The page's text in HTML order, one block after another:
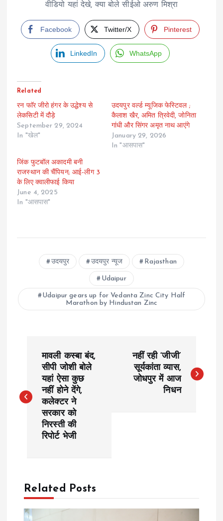
वीडियो यहां देखे, क्या बोले सीईओ अरुण मिश्रा
Facebook Twitter/X Pinterest
LinkedIn WhatsApp
Related
रन फाॅर जीरो हंगर के उद्धेश्य से
लेकसिटी में दौड़े
September 29, 2024
In "खेल"
उदयपुर वर्ल्ड म्यूजिक फेस्टिवल ;
कैलाश खैर, अमित त्रिवेदी, जोनिता
गांधी और सिंगर अमृत नाथ आएंगे
January 29, 2026
In "आसपास"
जिंक फुटबॉल अकादमी बनी
राजस्थान की चैंपियन; आई-लीग 3
के लिए क्वालीफाई किया
June 4, 2025
In "आसपास"
उदयपुर उदयपुर न्यूज Rajasthan
Udaipur
Udaipur gears up for Vedanta Zinc City Half
Marathon by Hindustan Zinc
s
v
मावली कस्बा बंद,
सीपी जोशी बोले
यहां ऐसा कुछ
नहीं होने देंगे,
कलेक्टर ने
सरकार को
निरस्ती की
रिपोर्ट भेजी
नहीं रही ‘जीजी’
सूर्यकांता व्यास,
जोधपुर में आज
निधन
Related Posts